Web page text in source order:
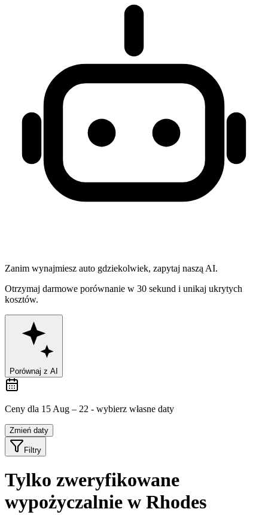
Zanim wynajmiesz auto gdziekolwiek, zapytaj naszą AI.
Otrzymaj darmowe porównanie w 30 sekund i unikaj ukrytych
kosztów.
Porównaj z AI
Ceny dla 15 Aug – 22 - wybierz własne daty
Zmień daty
Filtry
Tylko zweryfikowane
wypożyczalnie w Rhodes